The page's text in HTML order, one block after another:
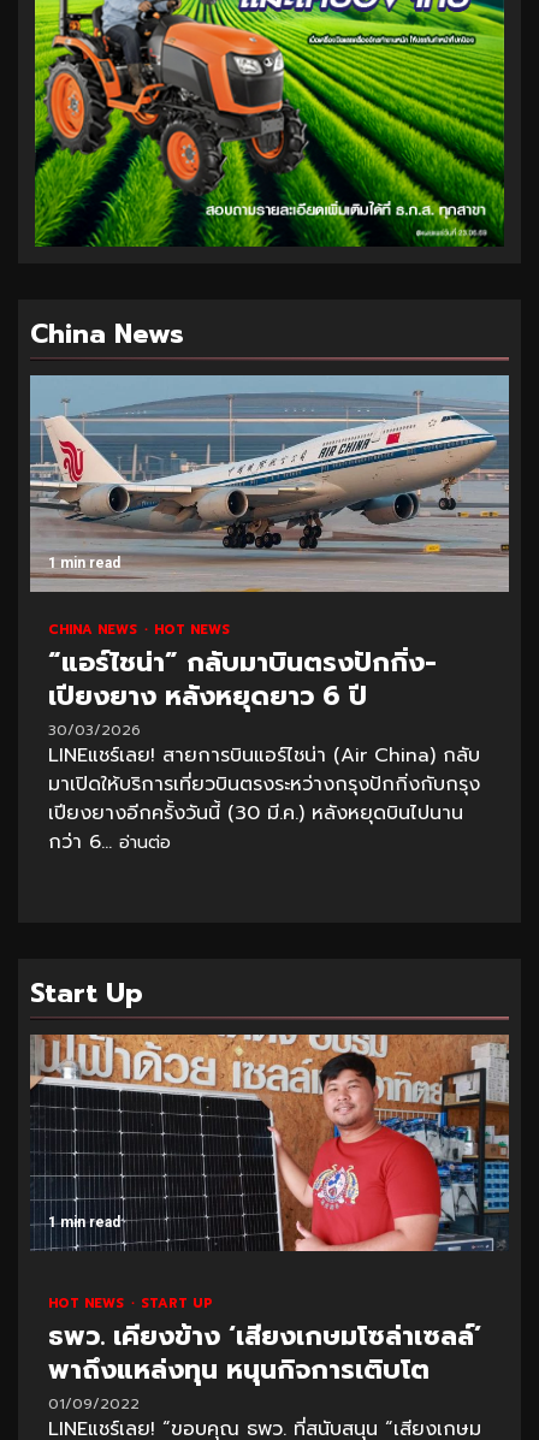
China News
1 min read
CHINA NEWS HOT NEWS
“แอร์ไชน่า” กลับมาบินตรงปักกิ่ง-
เปียงยาง หลังหยุดยาว 6 ปี
30/03/2026
LINEแชร์เลย! สายการบินแอร์ไชน่า (Air China) กลับ
มาเปิดให้บริการเที่ยวบินตรงระหว่างกรุงปักกิ่งกับกรุง
เปียงยางอีกครั้งวันนี้ (30 มี.ค.) หลังหยุดบินไปนาน
กว่า 6... อ่านต่อ
Start Up
1 min read
HOT NEWS START UP
ธพว. เคียงข้าง ‘เสียงเกษมโซล่าเซลล์’
พาถึงแหล่งทุน หนุนกิจการเติบโต
01/09/2022
LINEแชร์เลย! “ขอบคุณ ธพว. ที่สนับสนุน “เสียงเกษม